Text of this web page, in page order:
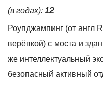
(в годах): 12
Роупджампинг (от англ
верёвкой) с моста и
же интеллектуальный
безопасный активный